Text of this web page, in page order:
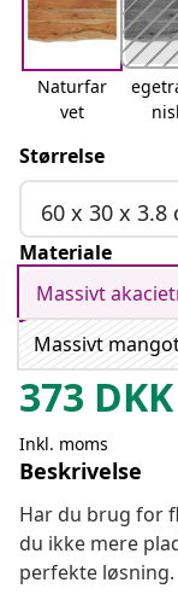
Naturfar
vet
Størrelse
60 x 30 x 3.8
Materiale
Massivt
Massivt
373 DKK
Inkl. moms
Beskrivelse
Har du brug for
du ikke mere
perfekte løsning.